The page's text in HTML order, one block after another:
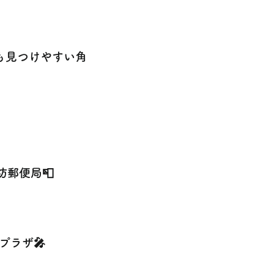
見つけやすい角
郵便局📮
ラザ🎤